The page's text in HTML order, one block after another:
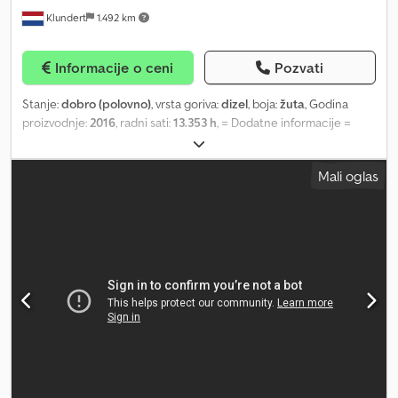
servisom/aplikacijama, električni podizači stakala napred i pozadi,
automatski zatamnjivi unutrašnji retrovizor, ISOFIX za dečije
sedište na zadnjim sedištima, karoserija/nadgradnja: sanduk,
vazdušni jastuk za vozača, komforno ogibljenje (Agility Control),
komunikacioni modul (LTE) priprema za Mercedes me connect,
vazdušni jastuk za glavu (Windowbag), multifunkcionalni volan, alu-
felne, Mercedes-Benz sistem za hitne slučajeve, metalik boja,
motor 3.0 litara – 190 kW CDI KAT, navigacioni modul Garmin MAP
jastuci napred, suvozačevo sedište podesivo po visini/izvadivo,
presvlake: tkanina, grejanje sedišta napred, zvučni sistem,
start/stop sistem, utičnica (12V), branici u boji vozila, Style paket,
Klundert 1.492 km
Informacije o ceni Pozvati
Stanje:dobro (polovno), vrsta goriva:dizel, boja:žuta, Godina
proizvodnje:2016, radni sati:13.353 h, = Dodatne informacije =
Godina proizvodnje: 2016 Prazna težina: 25.000 kg Crodpfoxt A
Rvsx Af Ujf Tehničko stanje: dobro Vizuelno stanje: dobro
Oštećenja: nema Cena: na upit Za više informacija kontaktirajte
Mali oglas